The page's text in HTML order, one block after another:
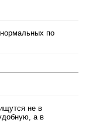
по
не в
а в